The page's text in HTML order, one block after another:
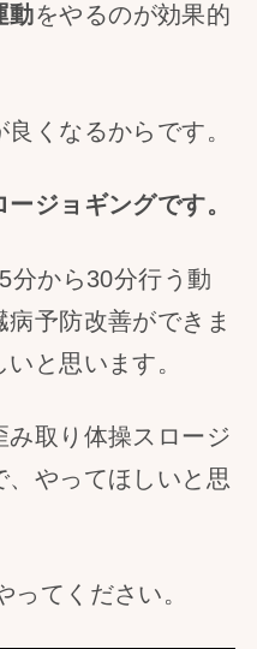
動をやるのが効果的
くなるからです。
ジョギングです。
分から30分行う動
予防改善ができま
と思います。
み取り体操スロージ
、やってほしいと思
ってください。